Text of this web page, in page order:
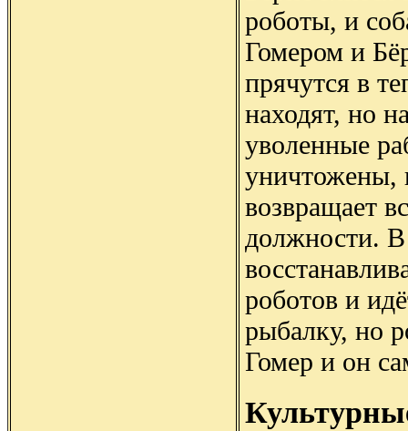
роботы, и
Гомером и
прячутся в
находят, но
уволенные
уничтожены,
возвращает
должности.
роботов и
рыбалку, но
Гомер и он